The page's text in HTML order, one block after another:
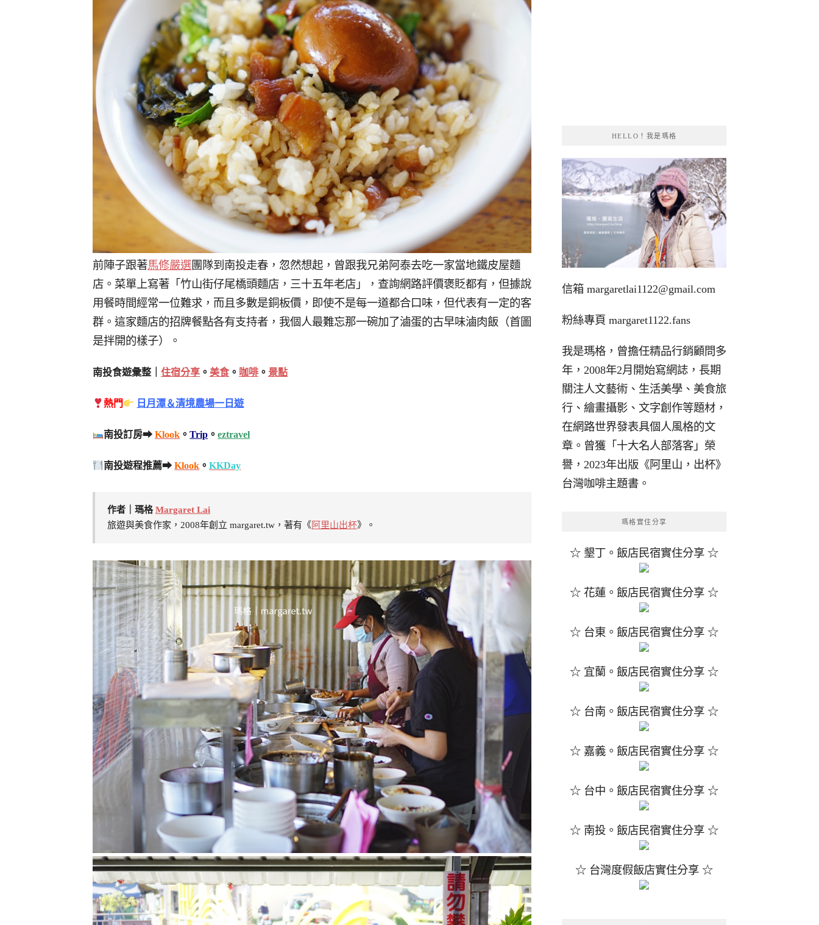
前陣子跟著馬修嚴選團隊到南投走春，忽然想起，曾跟我兄弟阿泰去吃一家當地鐵皮屋麵
店。菜單上寫著「竹山街仔尾橋頭麵店，三十五年老店」，查詢網路評價褒貶都有，但據說
用餐時間經常一位難求，而且多數是銅板價，即使不是每一道都合口味，但代表有一定的客
群。這家麵店的招牌餐點各有支持者，我個人最難忘那一碗加了滷蛋的古早味滷肉飯（首圖
是拌開的樣子）。
南投食遊彙整｜ 住宿分享 。 美食。 咖啡 。 景點
熱門 日月潭＆清境農場一日遊
南投訂房➡Klook 。Trip 。eztravel
南投遊程推薦➡Klook 。KKDay
作者｜瑪格Margaret Lai
旅遊與美食作家，2008年創立 margaret.tw，著有《阿里山出杯》。
HELLO！我是瑪格
信箱 margaretlai1122@gmail.com
粉絲專頁 margaret1122.fans
我是瑪格，曾擔任精品行銷顧問多
年，2008年2月開始寫網誌，長期
關注人文藝術、生活美學、美食旅
行、繪畫攝影、文字創作等題材，
在網路世界發表具個人風格的文
章。曾獲「十大名人部落客」榮
譽，2023年出版《阿里山，出杯》
台灣咖啡主題書。
瑪格實住分享
☆ 墾丁。飯店民宿實住分享 ☆
☆ 花蓮。飯店民宿實住分享 ☆
☆ 台東。飯店民宿實住分享 ☆
☆ 宜蘭。飯店民宿實住分享 ☆
☆ 台南。飯店民宿實住分享 ☆
☆ 嘉義。飯店民宿實住分享 ☆
☆ 台中。飯店民宿實住分享 ☆
☆ 南投。飯店民宿實住分享 ☆
☆ 台灣度假飯店實住分享 ☆